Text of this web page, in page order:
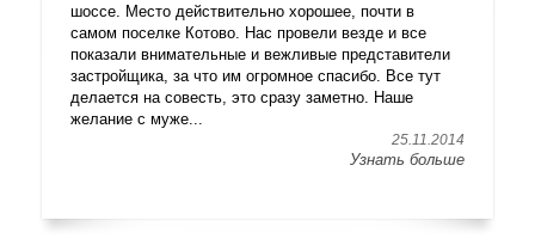
шоссе. Место действительно хорошее, почти в
самом поселке Котово. Нас провели везде и все
показали внимательные и вежливые представители
застройщика, за что им огромное спасибо. Все тут
делается на совесть, это сразу заметно. Наше
желание с муже...
25.11.2014
Узнать больше